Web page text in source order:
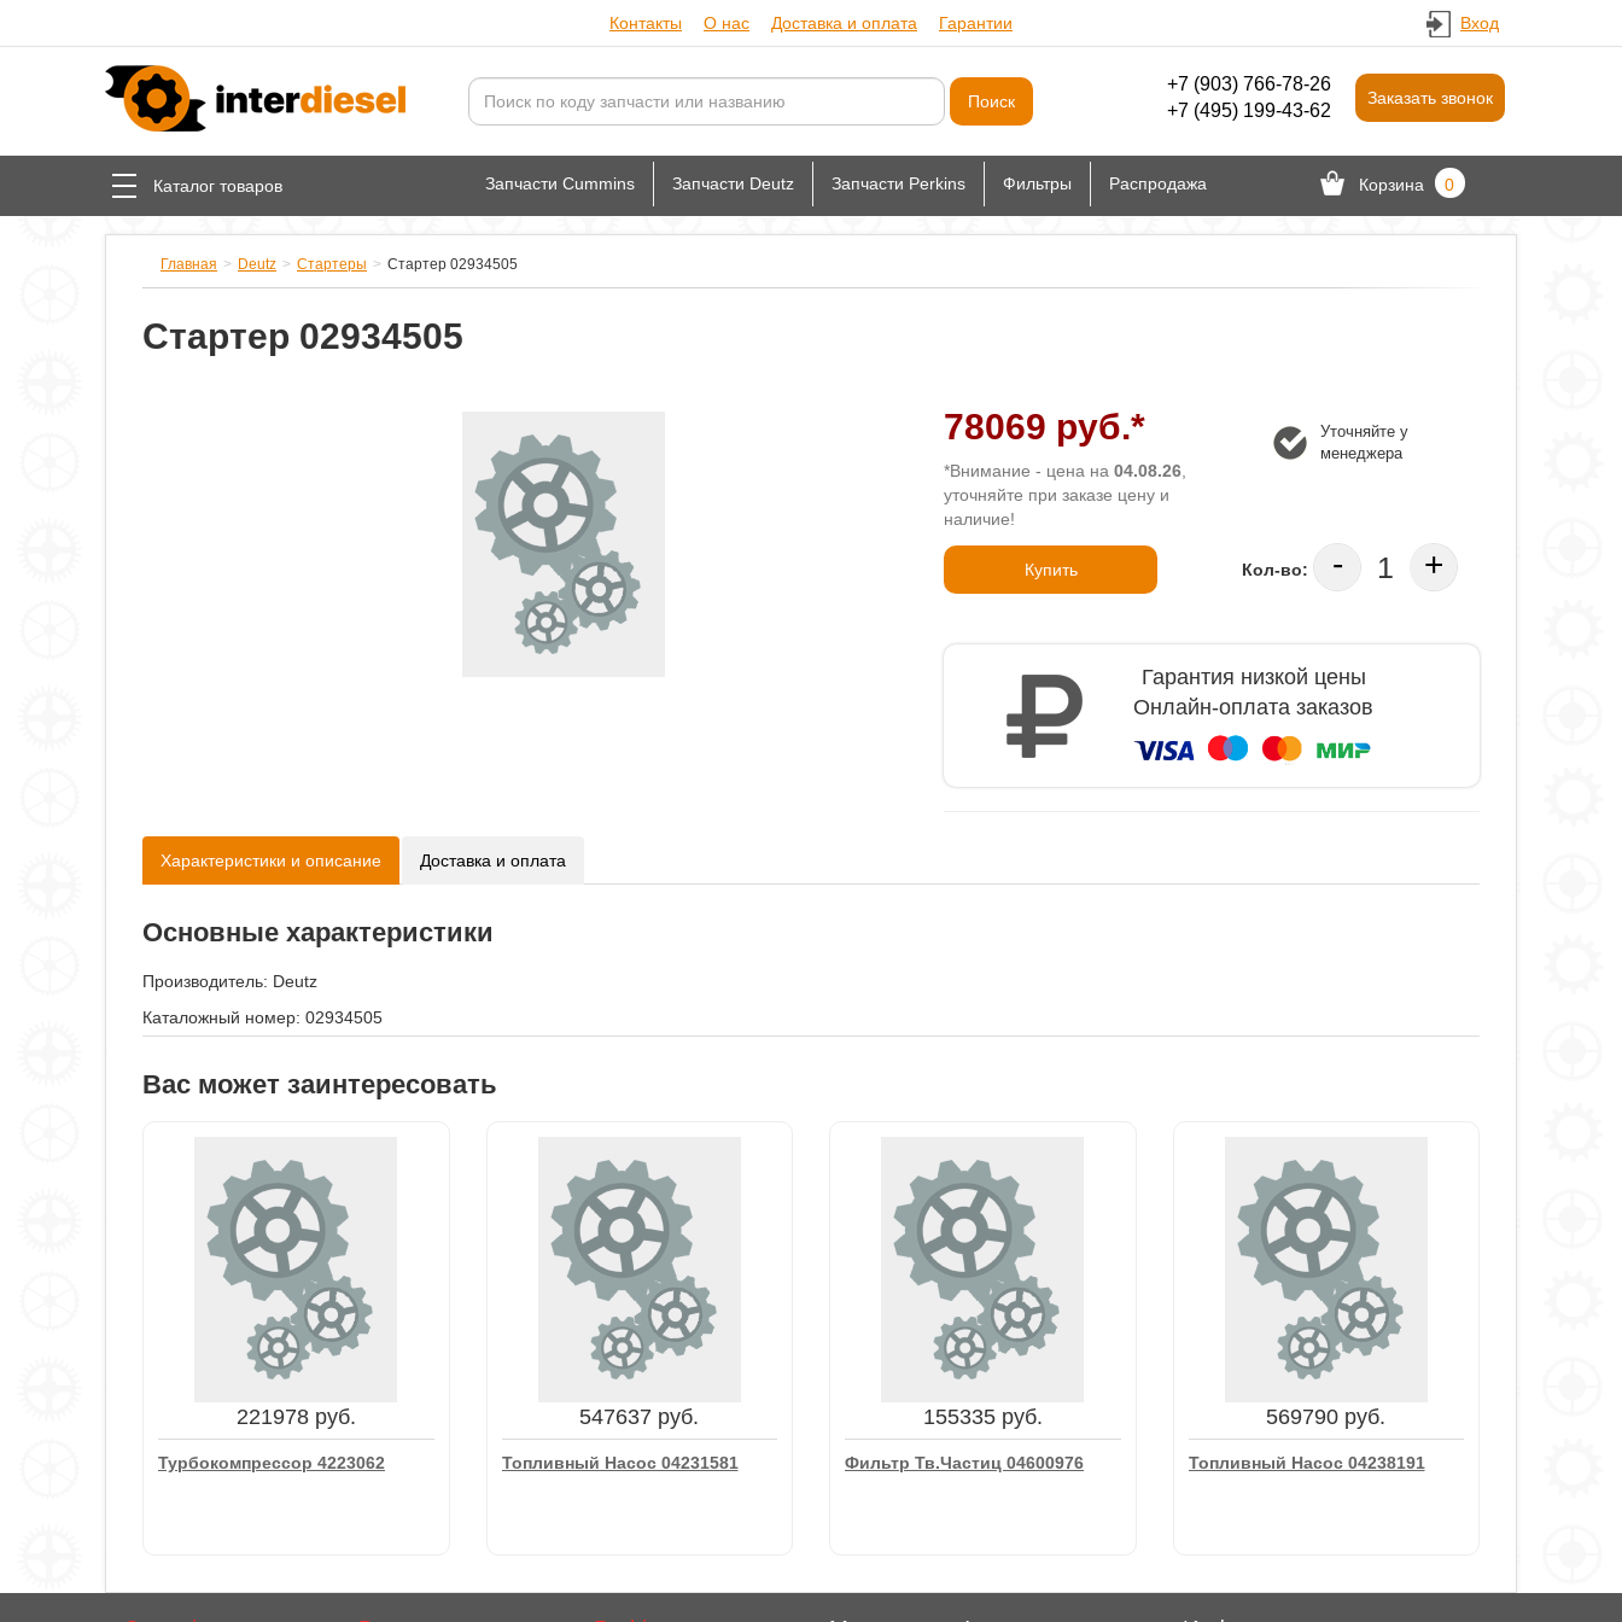
Контакты О нас Доставка и оплата Гарантии Вход
+7 (903) 766‑78-26
+7 (495) 199-43-62
Заказать звонок
Каталог товаров Запчасти Cummins Запчасти Deutz Запчасти Perkins Фильтры Распродажа Корзина 0
Главная Deutz Стартеры Стартер 02934505
Стартер 02934505
78069 руб.*
*Внимание - цена на 04.08.26,
уточняйте при заказе цену и
наличие!
Уточняйте у
менеджера
Купить Кол-во: - +
Гарантия низкой цены
Онлайн-оплата заказов
Характеристики и описание Доставка и оплата
Основные характеристики
Производитель: Deutz
Каталожный номер: 02934505
Вас может заинтересовать
221978 руб.
Турбокомпрессор 4223062
547637 руб.
Топливный Насос 04231581
155335 руб.
Фильтр Тв.Частиц 04600976
569790 руб.
Топливный Насос 04238191